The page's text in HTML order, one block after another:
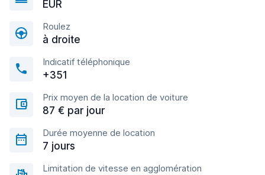
EUR
Roulez
à droite
Indicatif téléphonique
+351
Prix moyen de la location de voiture
87 € par jour
Durée moyenne de location
7 jours
Limitation de vitesse en agglomération